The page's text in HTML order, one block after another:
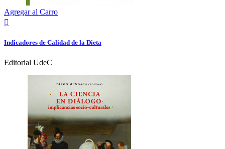
Agregar al Carro

Indicadores de Calidad de la Dieta
Editorial UdeC